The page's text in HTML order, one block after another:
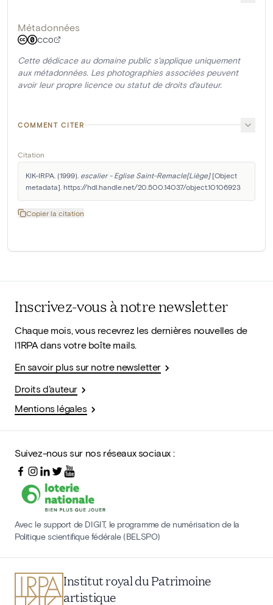
Métadonnées
CC0
Cette dédicace au domaine public s'applique uniquement
aux métadonnées. Les photographies associées peuvent
avoir leur propre licence ou statut de droits d'auteur.
COMMENT CITER
Citation
KIK-IRPA. (1999). escalier - Eglise Saint-Remacle[Liège] [Object
metadata]. https://hdl.handle.net/20.500.14037/object.10106923
Copier la citation
Inscrivez-vous à notre newsletter
Chaque mois, vous recevrez les dernières nouvelles de
l'IRPA dans votre boîte mails.
En savoir plus sur notre newsletter
Droits d'auteur
Mentions légales
Suivez-nous sur nos réseaux sociaux :
Avec le support de DIGIT, le programme de numérisation de la
Politique scientifique fédérale (BELSPO)
Institut royal du Patrimoine
artistique